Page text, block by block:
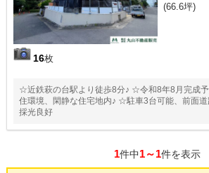
16枚
(66.6坪)
☆近鉄萩の台駅より徒歩8分♪ ☆令和8年8月完成
住環境、閑静な住宅地内♪ ☆駐車3台可能、前面
採光良好
1件中1～1件を表示